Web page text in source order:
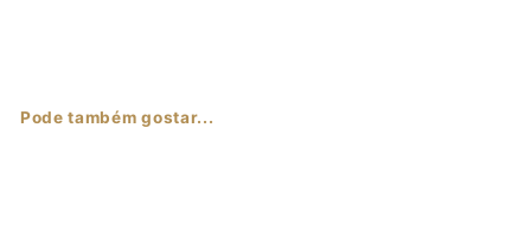
Pode também gostar...